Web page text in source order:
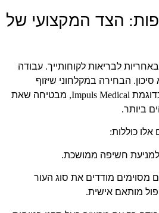
: הצד המקצועי של
לבריאות לקוחותייך. עבודה
. הבחירה במקלחוני שיזוף
Impuls Medical, מבטיחה שאת
ביותר.
כוללות:
למניעת חשיפה ממושכת.
מסוימים מודדים את סוג העור
מותאם אישית.